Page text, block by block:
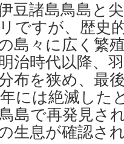
豆諸島鳥島と
ですが、歴史
島々に広く繁
治時代以降、
布を狭め、最
には絶滅した
島で再発見さ
生息が確認さ